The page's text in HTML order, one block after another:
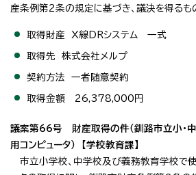
産条例第2条の規定に基づき、議決を得るも
取得財産 X線DRシステム 一式
取得先 株式会社メルプ
契約方法 一者随意契約
取得金額 26,378,000円
議案第66号 財産取得の件（釧路市立小・
用コンピュータ） 【学校教育課】
市立小学校、中学校及び義務教育学校で使